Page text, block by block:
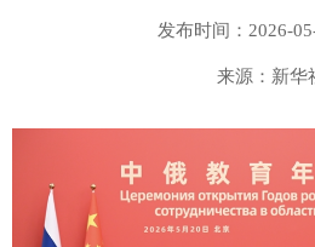
发布时间：2026-
来源：新华